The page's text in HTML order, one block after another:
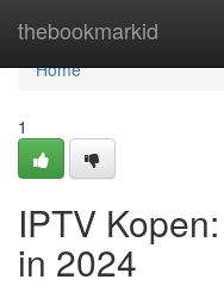
thebookmarkid
Home
Home
1
IPTV
in 2024